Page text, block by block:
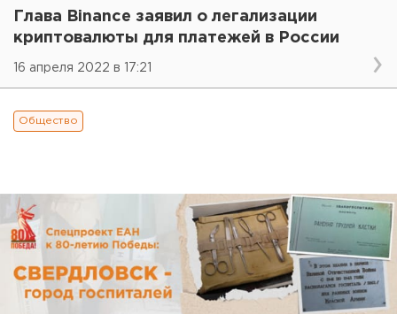
Глава Binance заявил о легализации
криптовалюты для платежей в России
16 апреля 2022 в 17:21
Общество